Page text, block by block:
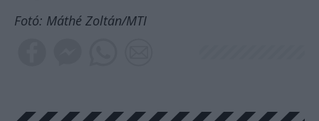
Fotó: Máthé Zoltán/MTI